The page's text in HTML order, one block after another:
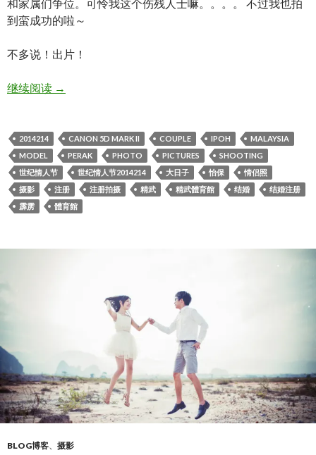
和家属们争位。可怜我这个伤残人士嘛。。。。 不过我也拍
到蛮成功的啦～
不多说！出片！
继续阅读世纪情人节2014214，注册拍摄。
→
2014214 CANON 5D MARK II COUPLE IPOH
MALAYSIA
MODEL
PERAK PHOTO PICTURES
SHOOTING
世纪情人节
世纪情人节2014214 大日子 怡保
情侣照
摄影
注册 注册拍摄 精武 精武體育館 结婚
结婚注册
霹雳
體育館
BLOG博客、 摄影